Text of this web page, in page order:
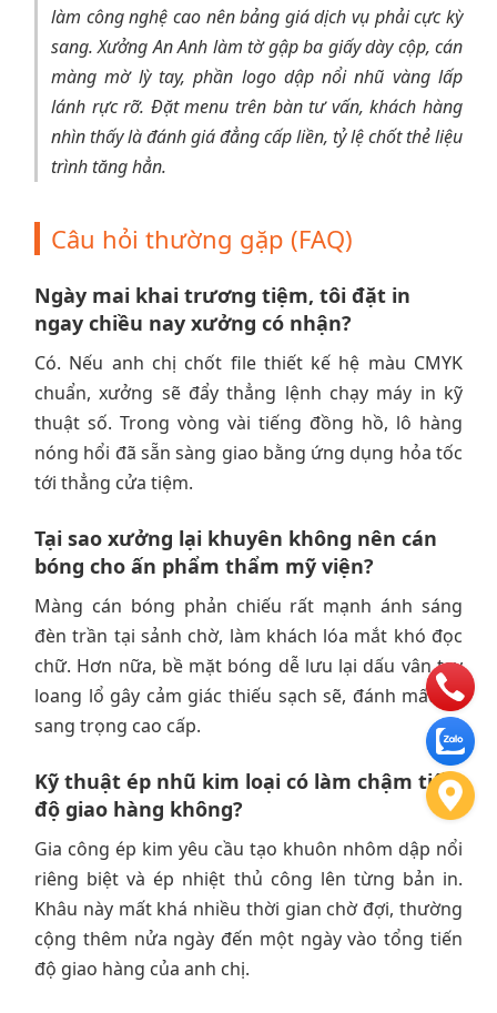
làm công nghệ cao nên bảng giá dịch vụ phải cực kỳ
sang. Xưởng An Anh làm tờ gập ba giấy dày cộp, cán
màng mờ lỳ tay, phần logo dập nổi nhũ vàng lấp
lánh rực rỡ. Đặt menu trên bàn tư vấn, khách hàng
nhìn thấy là đánh giá đẳng cấp liền, tỷ lệ chốt thẻ liệu
trình tăng hẳn.
Câu hỏi thường gặp (FAQ)
Ngày mai khai trương tiệm, tôi đặt in
ngay chiều nay xưởng có nhận?
Có. Nếu anh chị chốt file thiết kế hệ màu CMYK
chuẩn, xưởng sẽ đẩy thẳng lệnh chạy máy in kỹ
thuật số. Trong vòng vài tiếng đồng hồ, lô hàng
nóng hổi đã sẵn sàng giao bằng ứng dụng hỏa tốc
tới thẳng cửa tiệm.
Tại sao xưởng lại khuyên không nên cán
bóng cho ấn phẩm thẩm mỹ viện?
Màng cán bóng phản chiếu rất mạnh ánh sáng
đèn trần tại sảnh chờ, làm khách lóa mắt khó đọc
chữ. Hơn nữa, bề mặt bóng dễ lưu lại dấu vân tay
loang lổ gây cảm giác thiếu sạch sẽ, đánh mất sự
sang trọng cao cấp.
Kỹ thuật ép nhũ kim loại có làm chậm tiến
độ giao hàng không?
Gia công ép kim yêu cầu tạo khuôn nhôm dập nổi
riêng biệt và ép nhiệt thủ công lên từng bản in.
Khâu này mất khá nhiều thời gian chờ đợi, thường
cộng thêm nửa ngày đến một ngày vào tổng tiến
độ giao hàng của anh chị.